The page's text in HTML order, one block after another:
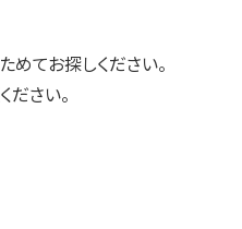
てお探しください。
さい。